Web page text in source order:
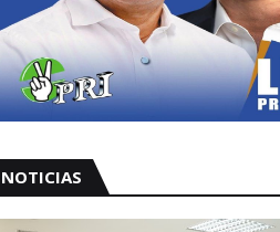
NOTICIAS